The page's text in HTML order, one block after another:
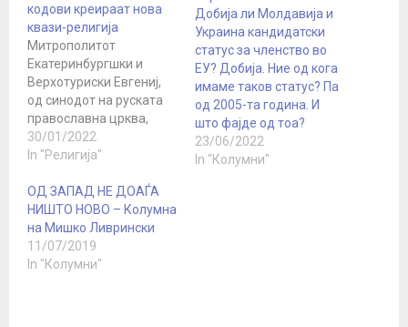
кодови креираат нова
квази-религија
Митрополитот
Екатеринбургшки и
Верхотуриски Евгениј,
од синодот на руската
православна црква,
вели дека QR-кодовите
се претвораат во уште
исто време, „системот
на кодови“, според него,
може да остане и по
надминување на
пандемијата. „Јас не
30/01/2022
In "Религија"
Добија ли Молдавија и
Украина кандидатски
статус за членство во
ЕУ? Добија. Ние од кога
имаме таков статус? Па
од 2005-та година. И
што фајде од тоа?
23/06/2022
In "Колумни"
ОД ЗАПАД НЕ ДОАЃА
НИШТО НОВО – Колумна
на Мишко Ливрински
11/07/2019
In "Колумни"